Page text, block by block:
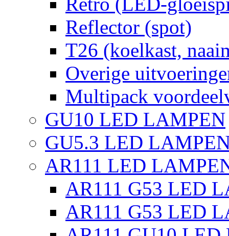
Reflector (spot)
T26 (koelkast,
Overige
Multipack
GU10 LED LAMPEN
GU5.3 LED
AR111 LED
AR111 G53 LED
AR111 G53 LED